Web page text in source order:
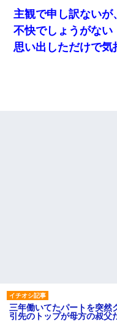
主観で申し訳ないが
不快でしょうがない
思い出しただけで気
三年働いてたパートを突然
引先のトップが母方の叔